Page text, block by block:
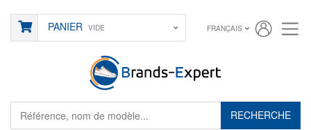
RECHERCHE
PANIER VIDE FRANÇAIS